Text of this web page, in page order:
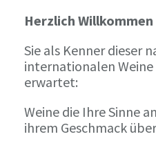
Herzlich
Sie als Kenner dieser
internationalen Weine
erwartet:
Weine die Ihre Sinne
ihrem Geschmack